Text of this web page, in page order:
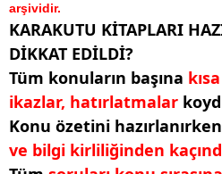
arşividir.
KARAKUTU KİTAPLARI
DİKKAT EDİLDİ?
Tüm konuların başına
ikazlar, hatırlatmalar
Konu özetini hazırlanırken
ve bilgi kirliliğinden